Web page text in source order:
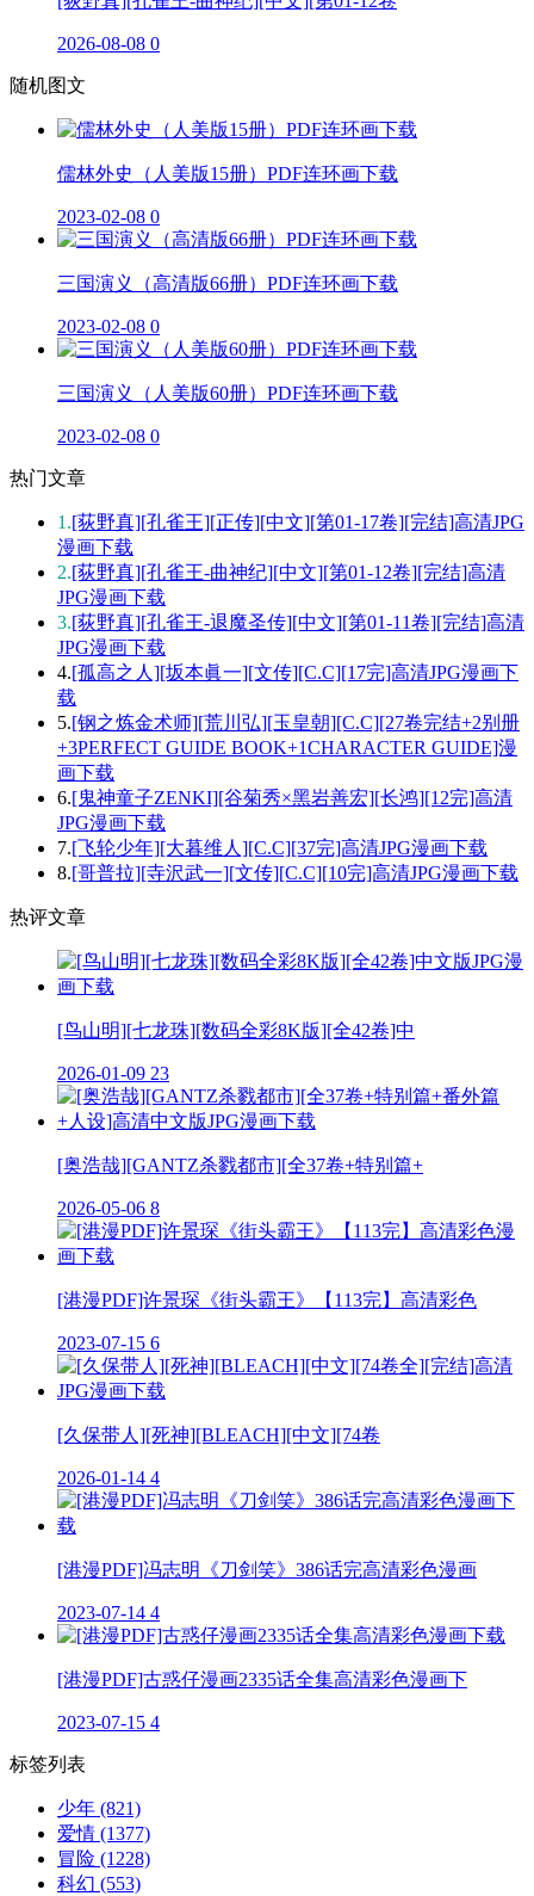
2026-08-08 0
随机图文
儒林外史（人美版15册）PDF连环画下载
2023-02-08 0
三国演义（高清版66册）PDF连环画下载
2023-02-08 0
三国演义（人美版60册）PDF连环画下载
2023-02-08 0
热门文章
1.[荻野真][孔雀王][正传][中文][第01-17卷][完结]高清JPG
漫画下载
2.[荻野真][孔雀王-曲神纪][中文][第01-12卷][完结]高清
JPG漫画下载
3.[荻野真][孔雀王-退魔圣传][中文][第01-11卷][完结]高清
JPG漫画下载
4.[孤高之人][坂本眞一][文传][C.C][17完]高清JPG漫画下
载
5.[钢之炼金术师][荒川弘][玉皇朝][C.C][27卷完结+2别册
+3PERFECT GUIDE BOOK+1CHARACTER GUIDE]漫
画下载
6.[鬼神童子ZENKI][谷菊秀×黑岩善宏][长鸿][12完]高清
JPG漫画下载
7.[飞轮少年][大暮维人][C.C][37完]高清JPG漫画下载
8.[哥普拉][寺沢武一][文传][C.C][10完]高清JPG漫画下载
热评文章
[鸟山明][七龙珠][数码全彩8K版][全42卷]中
2026-01-09 23
[奥浩哉][GANTZ杀戮都市][全37卷+特别篇+
2026-05-06 8
[港漫PDF]许景琛《街头霸王》【113完】高清彩色
2023-07-15 6
[久保带人][死神][BLEACH][中文][74卷
2026-01-14 4
[港漫PDF]冯志明《刀剑笑》386话完高清彩色漫画
2023-07-14 4
[港漫PDF]古惑仔漫画2335话全集高清彩色漫画下
2023-07-15 4
标签列表
少年 (821)
爱情 (1377)
冒险 (1228)
科幻 (553)